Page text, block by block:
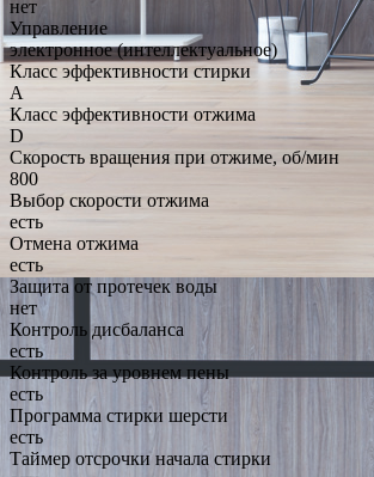
нет
Управление
электронное (интеллектуальное)
Класс эффективности стирки
A
Класс эффективности отжима
D
Скорость вращения при отжиме, об/мин
800
Выбор скорости отжима
есть
Отмена отжима
есть
Защита от протечек воды
нет
Контроль дисбаланса
есть
Контроль за уровнем пены
есть
Программа стирки шерсти
есть
Таймер отсрочки начала стирки